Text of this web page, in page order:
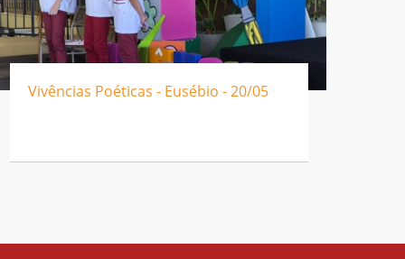
Vivências Poéticas - Eusébio - 20/05